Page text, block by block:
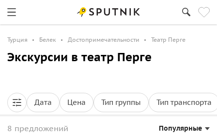
Турция Белек Достопримечательности Театр Перге
Экскурсии в театр Перге
Дата Цена Тип группы Тип транспорта
8 предложений Популярные